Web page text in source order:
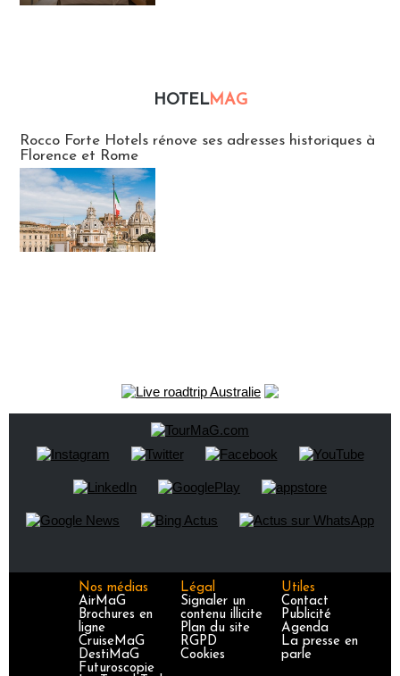
HOTELMAG
Rocco Forte Hotels rénove ses adresses historiques à
Florence et Rome
Nos médias
AirMaG
Brochures en
ligne
CruiseMaG
DestiMaG
Futuroscopie
Légal
Signaler un
contenu illicite
Plan du site
RGPD
Cookies
Utiles
Contact
Publicité
Agenda
La presse en
parle